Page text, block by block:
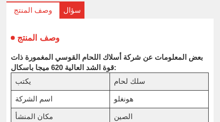
وصف المنتج سؤال
وصف المنتج
بعض المعلومات عن شركة أسلاك اللحام القوسي المغمورة ذات
قوة الشد العالية 620 ميجا باسكال:
يكتب
سلك لحام
اسم الشركة
هونغلو
مكان المنشأ
الصين